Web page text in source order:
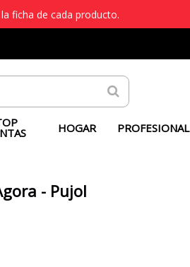
ficha de cada producto.
HOGAR PROFESIONAL
- Pujol